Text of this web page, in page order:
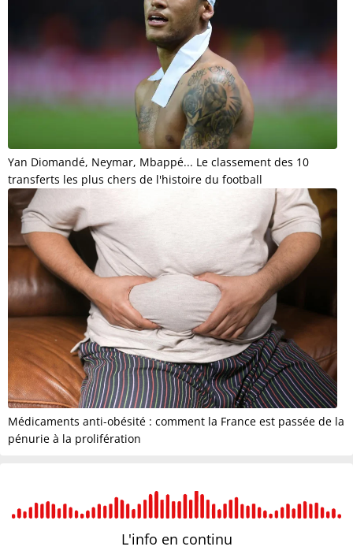
Yan Diomandé, Neymar, Mbappé... Le classement des 10
transferts les plus chers de l'histoire du football
Médicaments anti-obésité : comment la France est passée de la
pénurie à la prolifération
L'info en continu